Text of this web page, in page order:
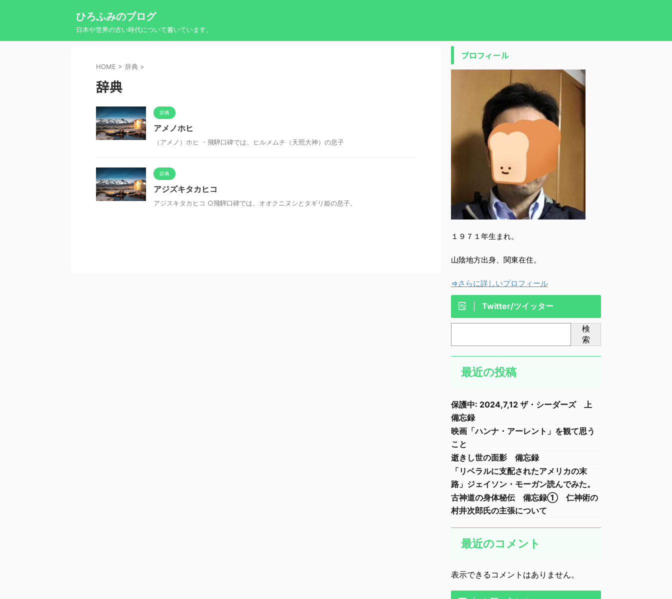
ひろふみのブログ
日本や世界の古い時代について書いています。
HOME > 辞典 >
辞典
辞典
アメノホヒ
（アメノ）ホヒ ・飛騨口碑では、ヒルメムチ（天照大神）の息子
辞典
アジズキタカヒコ
アジスキタカヒコ ○飛騨口碑では、オオクニヌシとタギリ姫の息子。
プロフィール
１９７１年生まれ。
山陰地方出身、関東在住。
⇒さらに詳しいプロフィール
Twitter/ツイッター
検
索
最近の投稿
保護中: 2024,7,12 ザ・シーダーズ 上
備忘録
映画「ハンナ・アーレント」を観て思う
こと
逝きし世の面影 備忘録
「リベラルに支配されたアメリカの末
路」ジェイソン・モーガン読んでみた。
古神道の身体秘伝 備忘録① 仁神術の
村井次郎氏の主張について
最近のコメント
表示できるコメントはありません。